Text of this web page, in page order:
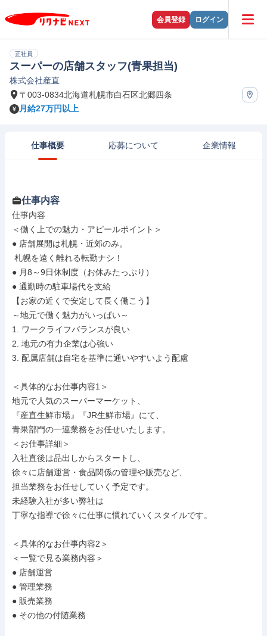
会員登録 ログイン
正社員
スーパーの店舗スタッフ(青果担当)
株式会社産直
〒003-0834北海道札幌市白石区北郷四条
月給27万円以上
仕事概要 応募について 企業情報
仕事内容
仕事内容
＜働く上での魅力・アピールポイント＞
● 店舗展開は札幌・近郊のみ。
● 月8～9日休制度（お休みたっぷり）
● 通勤時の駐車場代を支給
【お家の近くで安定して長く働こう】
～地元で働く魅力がいっぱい～
1. ワークライフバランスが良い
2. 地元の有力企業は心強い
3. 配属店舗は自宅を基準に通いやすいよう配慮
＜具体的なお仕事内容1＞
地元で人気のスーパーマーケット、
『産直生鮮市場』『JR生鮮市場』にて、
青果部門の一連業務をお任せいたします。
＜お仕事詳細＞
入社直後は品出しからスタートし、
徐々に店舗運営・食品関係の管理や販売など、
担当業務をお任せしていく予定です。
未経験入社が多い弊社は
丁寧な指導で徐々に仕事に慣れていくスタイルです。
＜具体的なお仕事内容2＞
＜一覧で見る業務内容＞
● 店舗運営
● 管理業務
● 販売業務
● その他の付随業務